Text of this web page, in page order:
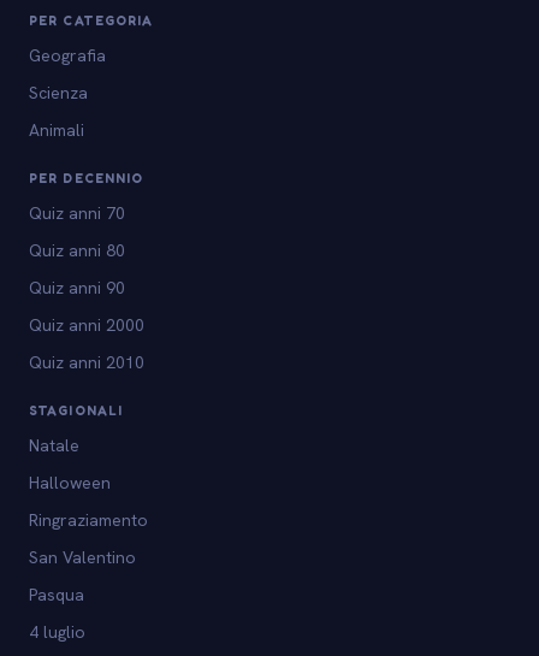
PER CATEGORIA
Geografia
Scienza
Animali
PER DECENNIO
Quiz anni 70
Quiz anni 80
Quiz anni 90
Quiz anni 2000
Quiz anni 2010
STAGIONALI
Natale
Halloween
Ringraziamento
San Valentino
Pasqua
4 luglio